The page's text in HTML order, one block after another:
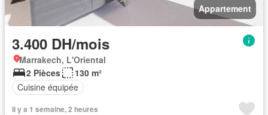
Appartement
3.400 DH/mois
Marrakech, L'Oriental
2 Pièces
130 m²
Cuisine équipée
Il y a 1 semaine, 2 heures